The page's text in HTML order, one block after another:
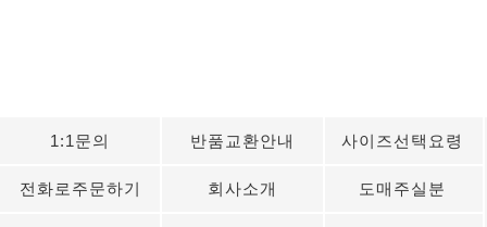
1:1문의 반품교환안내 사이즈선택요령
전화로주문하기 회사소개 도매주실분